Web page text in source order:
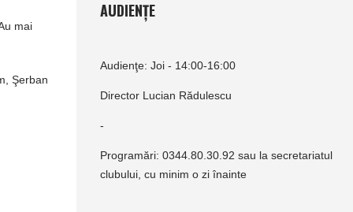
mai
Şerban
AUDIENȚE
Audienţe: Joi - 14:00-16:00
Director Lucian Rădulescu
-
Programări: 0344.80.30.92 sau la secretariatul
clubului, cu minim o zi înainte